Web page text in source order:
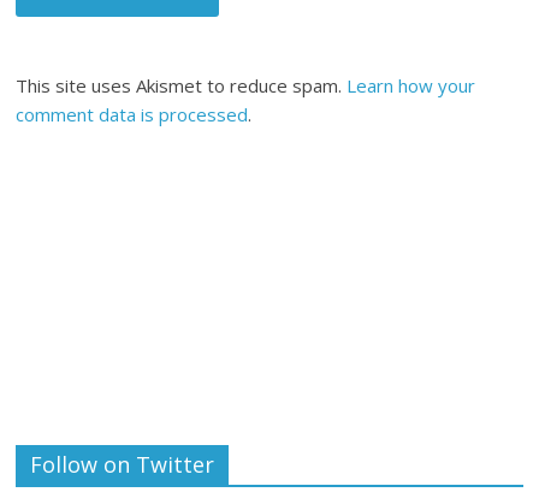
This site uses Akismet to reduce spam. Learn how your
comment data is processed.
Follow on Twitter